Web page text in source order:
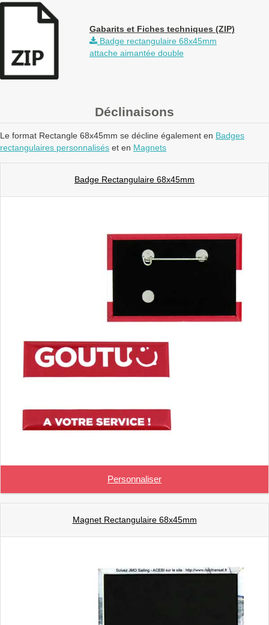
Gabarits et Fiches techniques (ZIP)
Badge rectangulaire 68x45mm
attache aimantée double
Déclinaisons
Le format Rectangle 68x45mm se décline également en Badges
rectangulaires personnalisés et en Magnets
Badge Rectangulaire 68x45mm
Personnaliser
Magnet Rectangulaire 68x45mm